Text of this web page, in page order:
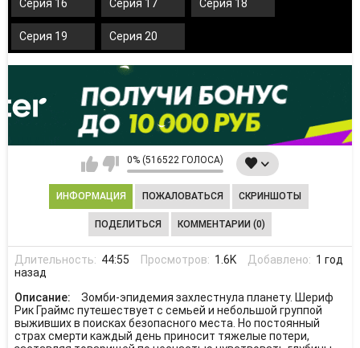
Серия 16 Серия 17 Серия 18
Серия 19 Серия 20
0% (516522 ГОЛОСА)
ИНФОРМАЦИЯ ПОЖАЛОВАТЬСЯ СКРИНШОТЫ
ПОДЕЛИТЬСЯ КОММЕНТАРИИ (0)
Длительность: 44:55 Просмотров: 1.6K Добавлено: 1 год
назад
Описание:
Зомби-эпидемия захлестнула планету. Шериф
Рик Граймс путешествует с семьей и небольшой группой
выживших в поисках безопасного места. Но постоянный
страх смерти каждый день приносит тяжелые потери,